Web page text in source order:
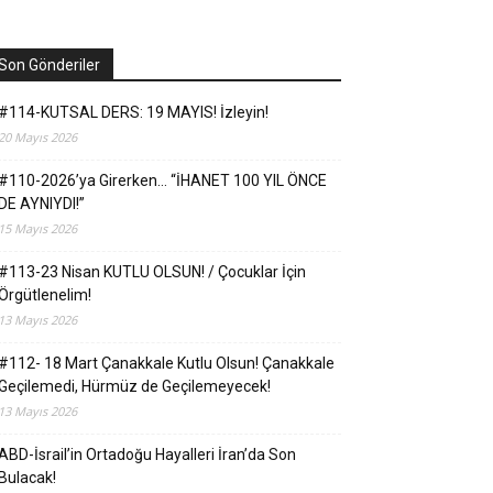
Gönderiler
KUTSAL DERS: 19 MAYIS! İzleyin!
Mayıs 2026
2026’ya Girerken… “İHANET 100 YIL ÖNCE
AYNIYDI!”
Mayıs 2026
23 Nisan KUTLU OLSUN! / Çocuklar İçin
Mayıs 2026
18 Mart Çanakkale Kutlu Olsun! Çanakkale
Hürmüz de Geçilemeyecek!
Mayıs 2026
İsrail’in Ortadoğu Hayalleri İran’da Son